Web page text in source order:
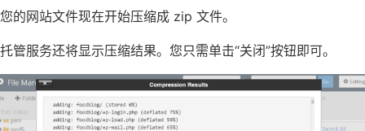
您的网站文件现在开始压缩成 zip 文件。
托管服务还将显示压缩结果。您只需单击“关闭”按钮即可。